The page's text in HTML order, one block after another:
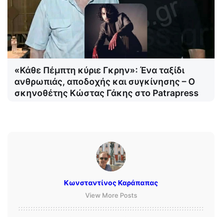
«Κάθε Πέμπτη κύριε Γκρην»: Ένα ταξίδι
ανθρωπιάς, αποδοχής και συγκίνησης – Ο
σκηνοθέτης Κώστας Γάκης στο Patrapress
Κωνσταντίνος Καράπαπας
View More Posts